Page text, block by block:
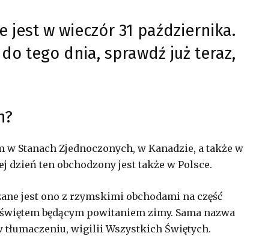
w wieczór 31 października.
tego dnia, sprawdź już teraz,
Stanach Zjednoczonych, w Kanadzie, a także w
ten obchodzony jest także w Polsce.
jest ono z rzymskimi obchodami na część
będącym powitaniem zimy. Sama nazwa
tłumaczeniu, wigilii Wszystkich Świętych.